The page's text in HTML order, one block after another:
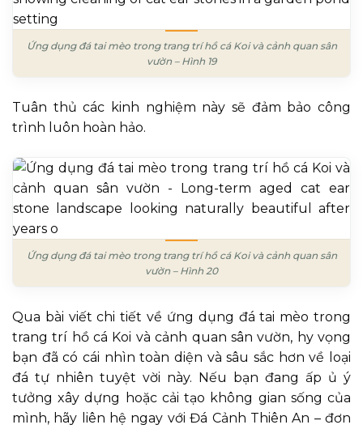
Ứng dụng đá tai mèo trong trang trí hồ cá Koi và cảnh quan sân
vườn – Hình 19
Tuân thủ các kinh nghiệm này sẽ đảm bảo công
trình luôn hoàn hảo.
Ứng dụng đá tai mèo trong trang trí hồ cá Koi và cảnh quan sân
vườn – Hình 20
Qua bài viết chi tiết về ứng dụng đá tai mèo trong
trang trí hồ cá Koi và cảnh quan sân vườn, hy vọng
bạn đã có cái nhìn toàn diện và sâu sắc hơn về loại
đá tự nhiên tuyệt vời này. Nếu bạn đang ấp ủ ý
tưởng xây dựng hoặc cải tạo không gian sống của
mình, hãy liên hệ ngay với Đá Cảnh Thiên An – đơn